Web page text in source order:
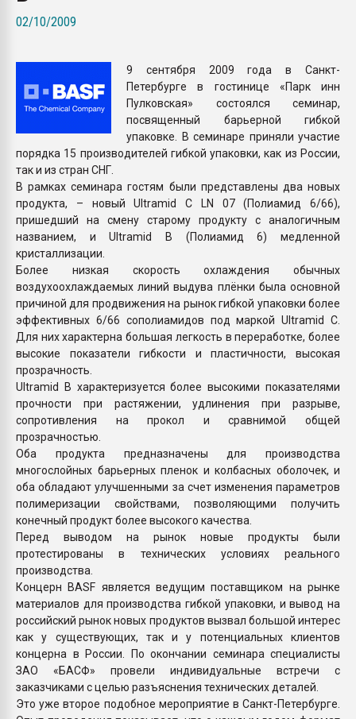
02/10/2009
9 сентября 2009 года в Санкт-
Петербурге в гостинице «Парк инн
Пулковская» состоялся семинар,
посвященный барьерной гибкой
упаковке. В семинаре приняли участие
порядка 15 производителей гибкой упаковки, как из России,
так и из стран СНГ.
В рамках семинара гостям были представлены два новых
продукта, – новый Ultramid C LN 07 (Полиамид 6/66),
пришедший на смену старому продукту с аналогичным
названием, и Ultramid B (Полиамид 6) медленной
кристаллизации.
Более низкая скорость охлаждения обычных
воздухоохлаждаемых линий выдува плёнки была основной
причиной для продвижения на рынок гибкой упаковки более
эффективных 6/66 сополиамидов под маркой Ultramid С.
Для них характерна большая легкость в переработке, более
высокие показатели гибкости и пластичности, высокая
прозрачность.
Ultramid B характеризуется более высокими показателями
прочности при растяжении, удлинения при разрыве,
сопротивления на прокол и сравнимой общей
прозрачностью.
Оба продукта предназначены для производства
многослойных барьерных пленок и колбасных оболочек, и
оба обладают улучшенными за счет изменения параметров
полимеризации свойствами, позволяющими получить
конечный продукт более высокого качества.
Перед выводом на рынок новые продукты были
протестированы в технических условиях реального
производства.
Концерн BASF является ведущим поставщиком на рынке
материалов для производства гибкой упаковки, и вывод на
российский рынок новых продуктов вызвал большой интерес
как у существующих, так и у потенциальных клиентов
концерна в России. По окончании семинара специалисты
ЗАО «БАСФ» провели индивидуальные встречи с
заказчиками с целью разъяснения технических деталей.
Это уже второе подобное мероприятие в Санкт-Петербурге.